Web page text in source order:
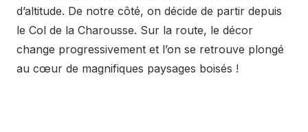
d’altitude. De notre côté, on décide de partir depuis
le Col de la Charousse. Sur la route, le décor
change progressivement et l’on se retrouve plongé
au cœur de magnifiques paysages boisés !